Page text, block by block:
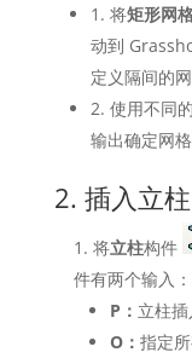
1. 将矩形网
动到
定义隔间的
2. 使用不同的
输出确定网
2. 插入立柱
将立柱构件
件有两个输入：
P： 立柱
O： 指定